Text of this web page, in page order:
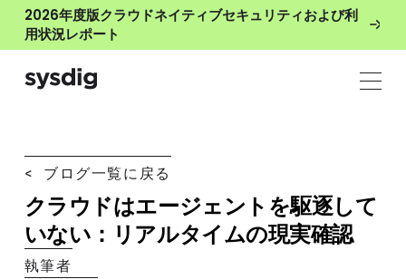
2026年度版クラウドネイティブセキュリティおよび利
用状況レポート
< ブログ一覧に戻る
クラウドはエージェントを駆逐して
いない：リアルタイムの現実確認
執筆者